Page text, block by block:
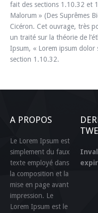
fait des sections 1.10.32 et
Malorum » (Des Suprêmes
Cicéron. Cet ouvrage, très
un traité sur la théorie de
Ipsum, « Lorem ipsum
section 1.10.32.
A PROPOS
Le Lorem Ipsum est
simplement du faux
texte employé dans
la composition et la
mise en page avant
impression. Le
Lorem Ipsum est le